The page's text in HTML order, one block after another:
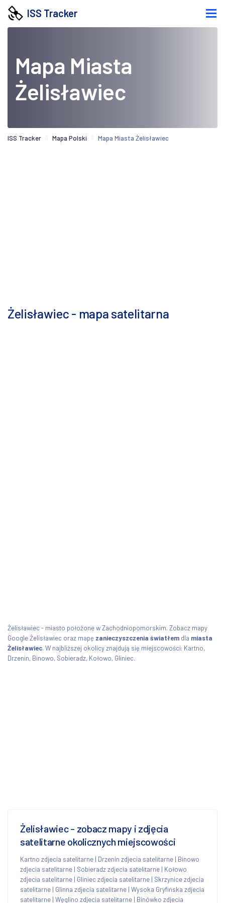
ISS Tracker
Mapa Miasta
Żelisławiec
ISS Tracker Mapa Polski Mapa Miasta Żelisławiec
Żelisławiec - mapa satelitarna
Żelisławiec - miasto położone w Zachodniopomorskim. Zobacz mapy
Google Żelisławiec oraz mapę zanieczyszczenia światłem dla miasta
Żelisławiec. W najbliższej okolicy znajdują się miejscowości: Kartno,
Drzenin, Binowo, Sobieradz, Kołowo, Gliniec.
Żelisławiec - zobacz mapy i zdjęcia
satelitarne okolicznych miejscowości
Kartno zdjecia satelitarne | Drzenin zdjecia satelitarne | Binowo
zdjecia satelitarne | Sobieradz zdjecia satelitarne | Kołowo
zdjecia satelitarne | Gliniec zdjecia satelitarne | Skrzynice zdjecia
satelitarne | Glinna zdjecia satelitarne | Wysoka Gryfińska zdjecia
satelitarne | Węglino zdjecia satelitarne | Binówko zdjecia